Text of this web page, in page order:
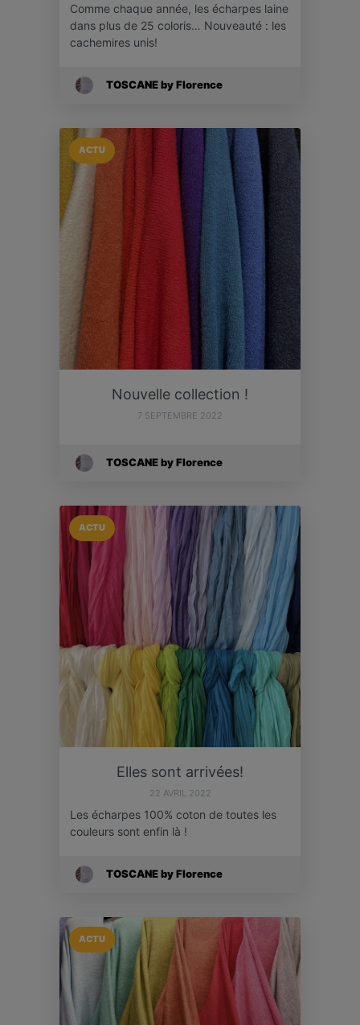
Comme chaque année, les écharpes laine
dans plus de 25 coloris… Nouveauté : les
cachemires unis!
TOSCANE by Florence
ACTU
Nouvelle collection !
7 SEPTEMBRE 2022
TOSCANE by Florence
ACTU
Elles sont arrivées!
22 AVRIL 2022
Les écharpes 100% coton de toutes les
couleurs sont enfin là !
TOSCANE by Florence
ACTU